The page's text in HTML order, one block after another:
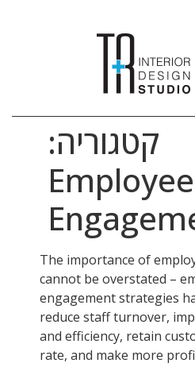
קטגוריה:
Employee
The importance of
cannot be overstated –
engagement strategies
reduce staff turnover,
and efficiency, retain
rate, and make more